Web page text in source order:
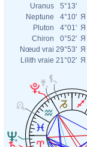
Uranus
5°13'
Neptune
4°10' Я
Pluton
4°01' Я
Chiron
0°52' Я
Nœud vrai 29°53' Я
Lilith vraie 21°02' Я